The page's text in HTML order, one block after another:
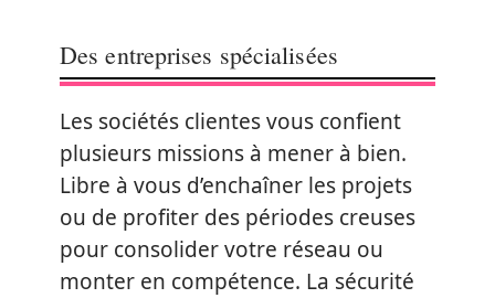
Des entreprises spécialisées
Les sociétés clientes vous confient
plusieurs missions à mener à bien.
Libre à vous d’enchaîner les projets
ou de profiter des périodes creuses
pour consolider votre réseau ou
monter en compétence. La sécurité